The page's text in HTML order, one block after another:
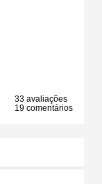
33 avaliações
19 comentários